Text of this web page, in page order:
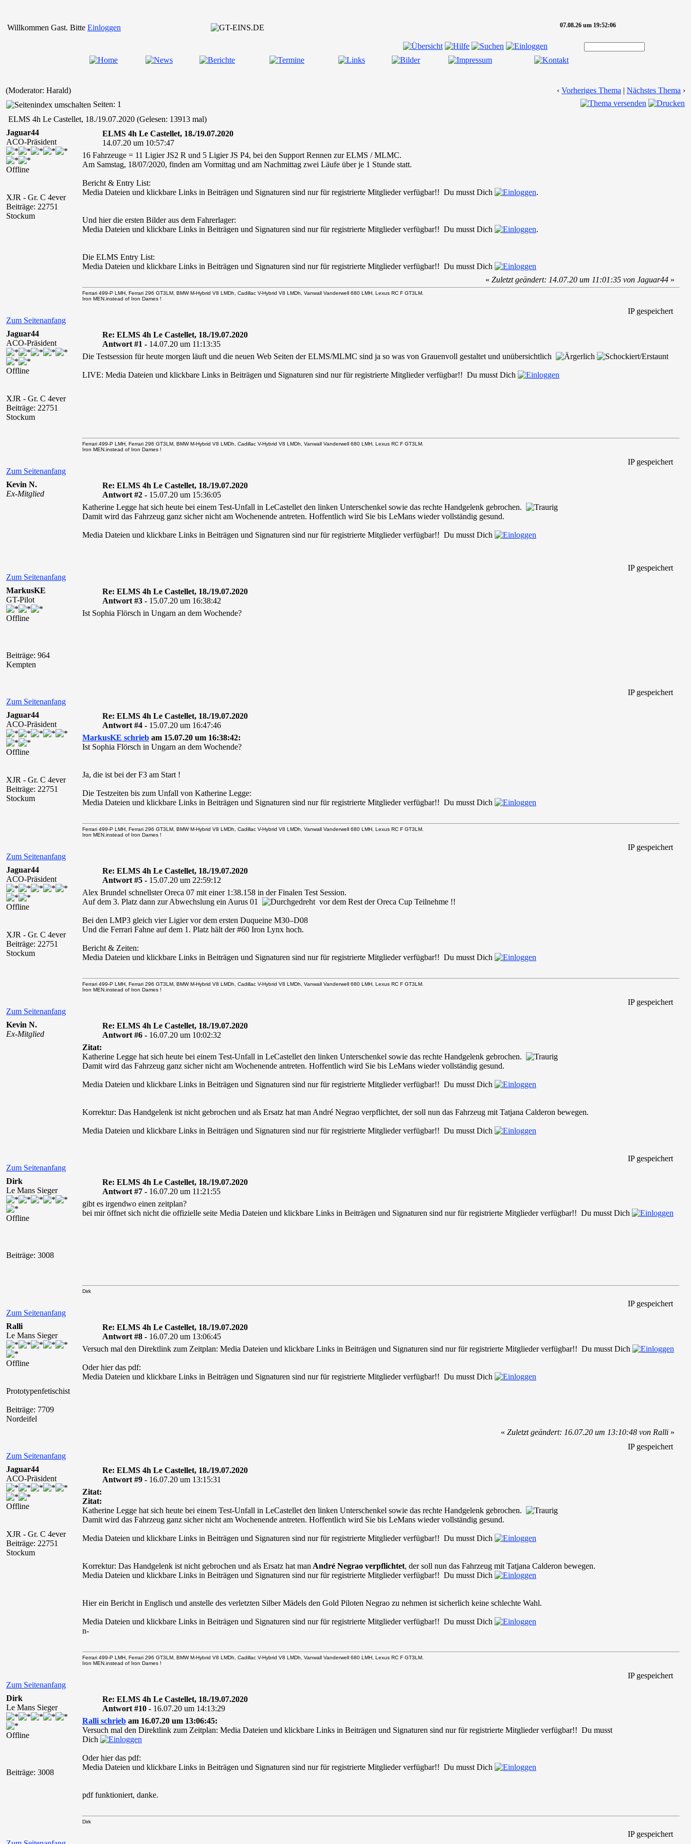
Willkommen Gast. Bitte Einloggen 07.08.26 um 19:52:06
(Moderator: Harald) ‹ Vorheriges Thema | Nächstes Thema ›
Seiten: 1
ELMS 4h Le Castellet, 18./19.07.2020 (Gelesen: 13913 mal)
Jaguar44
ACO-Präsident
Offline
XJR - Gr. C 4ever
Beiträge: 22751
Stockum
ELMS 4h Le Castellet, 18./19.07.2020
14.07.20 um 10:57:47
16 Fahrzeuge = 11 Ligier JS2 R und 5 Ligier JS P4, bei den Support Rennen zur ELMS / MLMC.
Am Samstag, 18/07/2020, finden am Vormittag und am Nachmittag zwei Läufe über je 1 Stunde statt.
Bericht & Entry List:
Media Dateien und klickbare Links in Beiträgen und Signaturen sind nur für registrierte Mitglieder verfügbar!! Du musst Dich
.
Und hier die ersten Bilder aus dem Fahrerlager:
Media Dateien und klickbare Links in Beiträgen und Signaturen sind nur für registrierte Mitglieder verfügbar!! Du musst Dich
.
Die ELMS Entry List:
Media Dateien und klickbare Links in Beiträgen und Signaturen sind nur für registrierte Mitglieder verfügbar!! Du musst Dich
Zum Seitenanfang
«Zuletzt geändert: 14.07.20 um 11:01:35 von Jaguar44 »
Ferrari 499-P LMH, Ferrari 296 GT3LM, BMW M-Hybrid V8 LMDh, Cadillac V-Hybrid V8 LMDh, Vanwall Vanderwell 680 LMH, Lexus RC F GT3LM.
Iron MEN.instead of Iron Dames !
IP gespeichert
Jaguar44
ACO-Präsident
Offline
XJR - Gr. C 4ever
Beiträge: 22751
Stockum
Re: ELMS 4h Le Castellet, 18./19.07.2020
Antwort #1 - 14.07.20 um 11:13:35
Die Testsession für heute morgen läuft und die neuen Web Seiten der ELMS/MLMC sind ja so was von Grauenvoll gestaltet und unübersichtlich
LIVE: Media Dateien und klickbare Links in Beiträgen und Signaturen sind nur für registrierte Mitglieder verfügbar!! Du musst Dich
Zum Seitenanfang
Ferrari 499-P LMH, Ferrari 296 GT3LM, BMW M-Hybrid V8 LMDh, Cadillac V-Hybrid V8 LMDh, Vanwall Vanderwell 680 LMH, Lexus RC F GT3LM.
Iron MEN.instead of Iron Dames !
IP gespeichert
Kevin N.
Ex-Mitglied
Re: ELMS 4h Le Castellet, 18./19.07.2020
Antwort #2 - 15.07.20 um 15:36:05
Katherine Legge hat sich heute bei einem Test-Unfall in LeCastellet den linken Unterschenkel sowie das rechte Handgelenk gebrochen.
Damit wird das Fahrzeug ganz sicher nicht am Wochenende antreten. Hoffentlich wird Sie bis LeMans wieder vollständig gesund.
Media Dateien und klickbare Links in Beiträgen und Signaturen sind nur für registrierte Mitglieder verfügbar!! Du musst Dich
Zum Seitenanfang
IP gespeichert
MarkusKE
GT-Pilot
Offline
Beiträge: 964
Kempten
Re: ELMS 4h Le Castellet, 18./19.07.2020
Antwort #3 - 15.07.20 um 16:38:42
Ist Sophia Flörsch in Ungarn an dem Wochende?
Zum Seitenanfang
IP gespeichert
Jaguar44
ACO-Präsident
Offline
XJR - Gr. C 4ever
Beiträge: 22751
Stockum
Re: ELMS 4h Le Castellet, 18./19.07.2020
Antwort #4 - 15.07.20 um 16:47:46
MarkusKE schrieb am 15.07.20 um 16:38:42:
Ist Sophia Flörsch in Ungarn an dem Wochende?
Ja, die ist bei der F3 am Start !
Die Testzeiten bis zum Unfall von Katherine Legge:
Media Dateien und klickbare Links in Beiträgen und Signaturen sind nur für registrierte Mitglieder verfügbar!! Du musst Dich
Zum Seitenanfang
Ferrari 499-P LMH, Ferrari 296 GT3LM, BMW M-Hybrid V8 LMDh, Cadillac V-Hybrid V8 LMDh, Vanwall Vanderwell 680 LMH, Lexus RC F GT3LM.
Iron MEN.instead of Iron Dames !
IP gespeichert
Jaguar44
ACO-Präsident
Offline
XJR - Gr. C 4ever
Beiträge: 22751
Stockum
Re: ELMS 4h Le Castellet, 18./19.07.2020
Antwort #5 - 15.07.20 um 22:59:12
Alex Brundel schnellster Oreca 07 mit einer 1:38.158 in der Finalen Test Session.
Auf dem 3. Platz dann zur Abwechslung ein Aurus 01
vor dem Rest der Oreca Cup Teilnehme !!
Bei den LMP3 gleich vier Ligier vor dem ersten Duqueine M30–D08
Und die Ferrari Fahne auf dem 1. Platz hält der #60 Iron Lynx hoch.
Bericht & Zeiten:
Media Dateien und klickbare Links in Beiträgen und Signaturen sind nur für registrierte Mitglieder verfügbar!! Du musst Dich
Zum Seitenanfang
Ferrari 499-P LMH, Ferrari 296 GT3LM, BMW M-Hybrid V8 LMDh, Cadillac V-Hybrid V8 LMDh, Vanwall Vanderwell 680 LMH, Lexus RC F GT3LM.
Iron MEN.instead of Iron Dames !
IP gespeichert
Kevin N.
Ex-Mitglied
Re: ELMS 4h Le Castellet, 18./19.07.2020
Antwort #6 - 16.07.20 um 10:02:32
Zitat:
Katherine Legge hat sich heute bei einem Test-Unfall in LeCastellet den linken Unterschenkel sowie das rechte Handgelenk gebrochen.
Damit wird das Fahrzeug ganz sicher nicht am Wochenende antreten. Hoffentlich wird Sie bis LeMans wieder vollständig gesund.
Media Dateien und klickbare Links in Beiträgen und Signaturen sind nur für registrierte Mitglieder verfügbar!! Du musst Dich
Korrektur: Das Handgelenk ist nicht gebrochen und als Ersatz hat man André Negrao verpflichtet, der soll nun das Fahrzeug mit Tatjana Calderon bewegen.
Media Dateien und klickbare Links in Beiträgen und Signaturen sind nur für registrierte Mitglieder verfügbar!! Du musst Dich
Zum Seitenanfang
IP gespeichert
Dirk
Le Mans Sieger
Offline
Beiträge: 3008
Re: ELMS 4h Le Castellet, 18./19.07.2020
Antwort #7 - 16.07.20 um 11:21:55
gibt es irgendwo einen zeitplan?
bei mir öffnet sich nicht die offizielle seite Media Dateien und klickbare Links in Beiträgen und Signaturen sind nur für registrierte Mitglieder verfügbar!! Du musst Dich
Zum Seitenanfang
Dirk
IP gespeichert
Ralli
Le Mans Sieger
Offline
Prototypenfetischist
Beiträge: 7709
Nordeifel
Re: ELMS 4h Le Castellet, 18./19.07.2020
Antwort #8 - 16.07.20 um 13:06:45
Versuch mal den Direktlink zum Zeitplan: Media Dateien und klickbare Links in Beiträgen und Signaturen sind nur für registrierte Mitglieder verfügbar!! Du musst Dich
Oder hier das pdf:
Media Dateien und klickbare Links in Beiträgen und Signaturen sind nur für registrierte Mitglieder verfügbar!! Du musst Dich
Zum Seitenanfang
«Zuletzt geändert: 16.07.20 um 13:10:48 von Ralli »
IP gespeichert
Jaguar44
ACO-Präsident
Offline
XJR - Gr. C 4ever
Beiträge: 22751
Stockum
Re: ELMS 4h Le Castellet, 18./19.07.2020
Antwort #9 - 16.07.20 um 13:15:31
Zitat:
Zitat:
Katherine Legge hat sich heute bei einem Test-Unfall in LeCastellet den linken Unterschenkel sowie das rechte Handgelenk gebrochen.
Damit wird das Fahrzeug ganz sicher nicht am Wochenende antreten. Hoffentlich wird Sie bis LeMans wieder vollständig gesund.
Media Dateien und klickbare Links in Beiträgen und Signaturen sind nur für registrierte Mitglieder verfügbar!! Du musst Dich
Korrektur: Das Handgelenk ist nicht gebrochen und als Ersatz hat man André Negrao verpflichtet, der soll nun das Fahrzeug mit Tatjana Calderon bewegen.
Media Dateien und klickbare Links in Beiträgen und Signaturen sind nur für registrierte Mitglieder verfügbar!! Du musst Dich
Hier ein Bericht in Englisch und anstelle des verletzten Silber Mädels den Gold Piloten Negrao zu nehmen ist sicherlich keine schlechte Wahl.
Media Dateien und klickbare Links in Beiträgen und Signaturen sind nur für registrierte Mitglieder verfügbar!! Du musst Dich
n-
Zum Seitenanfang
Ferrari 499-P LMH, Ferrari 296 GT3LM, BMW M-Hybrid V8 LMDh, Cadillac V-Hybrid V8 LMDh, Vanwall Vanderwell 680 LMH, Lexus RC F GT3LM.
Iron MEN.instead of Iron Dames !
IP gespeichert
Dirk
Le Mans Sieger
Offline
Beiträge: 3008
Re: ELMS 4h Le Castellet, 18./19.07.2020
Antwort #10 - 16.07.20 um 14:13:29
Ralli schrieb am 16.07.20 um 13:06:45:
Versuch mal den Direktlink zum Zeitplan: Media Dateien und klickbare Links in Beiträgen und Signaturen sind nur für registrierte Mitglieder verfügbar!! Du musst
Dich
Oder hier das pdf:
Media Dateien und klickbare Links in Beiträgen und Signaturen sind nur für registrierte Mitglieder verfügbar!! Du musst Dich
pdf funktioniert, danke.
Dirk
IP gespeichert